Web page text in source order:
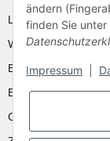
Layher Videos und
WAKÜ
Ernst
Euroline
Günzburger
ändern
finden Sie unter
Impressum